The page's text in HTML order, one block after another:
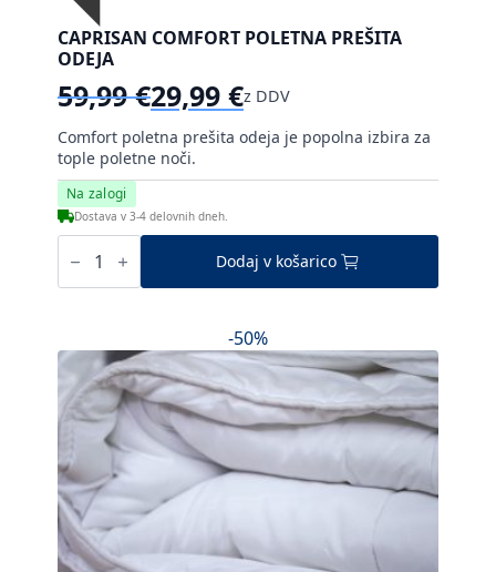
Na zalogi
Dostava v 3-4 delovnih dneh.
Comfort poletna prešita odeja je popolna izbira za
tople poletne noči.
CAPRISAN COMFORT POLETNA PREŠITA
ODEJA
59,99€
Izvirna
cena
je
bila:
59,99 €.
29,99 €
Trenutna
cena
je:
29,99 €.
z DDV
Caprisan
Comfort
prešita
Dodaj v košarico
-50%